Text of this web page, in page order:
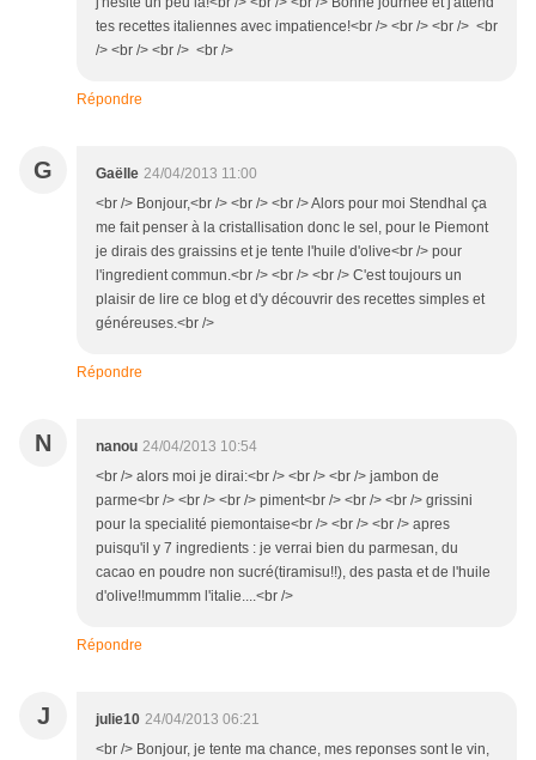
tes recettes italiennes avec impatience!<br /> <br /> <br /> <br
/> <br /> <br /> <br />
Répondre
G Gaëlle 24/04/2013 11:00
<br /> Bonjour,<br /> <br /> <br /> Alors pour moi Stendhal ça
me fait penser à la cristallisation donc le sel, pour le Piemont
je dirais des graissins et je tente l'huile d'olive<br /> pour
l'ingredient commun.<br /> <br /> <br /> C'est toujours un
plaisir de lire ce blog et d'y découvrir des recettes simples et
généreuses.<br />
Répondre
N nanou 24/04/2013 10:54
<br /> alors moi je dirai:<br /> <br /> <br /> jambon de
parme<br /> <br /> <br /> piment<br /> <br /> <br /> grissini
pour la specialité piemontaise<br /> <br /> <br /> apres
puisqu'il y 7 ingredients : je verrai bien du parmesan, du
cacao en poudre non sucré(tiramisu!!), des pasta et de l'huile
d'olive!!mummm l'italie....<br />
Répondre
J julie10 24/04/2013 06:21
<br /> Bonjour, je tente ma chance, mes reponses sont le vin,